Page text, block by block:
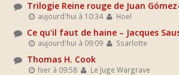
Trilogie Reine rouge de Juan
aujourd'hui à 10:34 Hoel
Ce qu'il faut de haine – Jacques
aujourd'hui à 09:09 Ssarlotte
Thomas H. Cook
hier à 09:58 Le Juge Wargrave